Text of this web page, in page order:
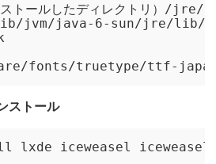
ストールしたディレクトリ）/
jvm/java-6-sun/jre/lib/
ストール